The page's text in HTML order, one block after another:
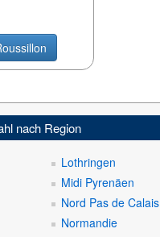
nach Region
Lothringen
Midi Pyrenäen
Nord Pas de Calais
Normandie